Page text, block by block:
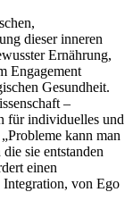
dieser inneren
Ernährung,
Engagement
Gesundheit.
–
für individuelles und
kann man
sie entstanden
einen
Integration, von Ego